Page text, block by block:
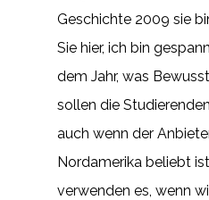
Geschichte 2009 sie
Sie hier, ich bin
dem Jahr, was
sollen die
auch wenn der
Nordamerika beliebt
verwenden es, wenn